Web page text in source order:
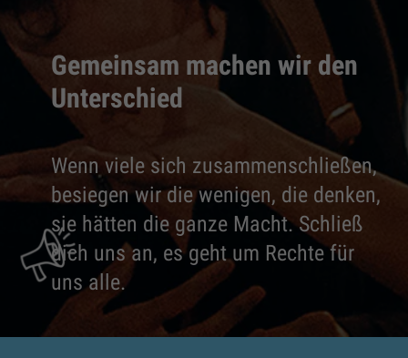
Gemeinsam machen wir den
Unterschied
Wenn viele sich zusammenschließen,
besiegen wir die wenigen, die denken,
sie hätten die ganze Macht. Schließ
dich uns an, es geht um Rechte für
uns alle.